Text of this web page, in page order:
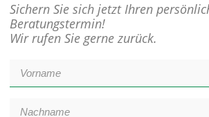
Sichern Sie sich jetzt Ihren
Beratungstermin!
Wir rufen Sie gerne zurück.